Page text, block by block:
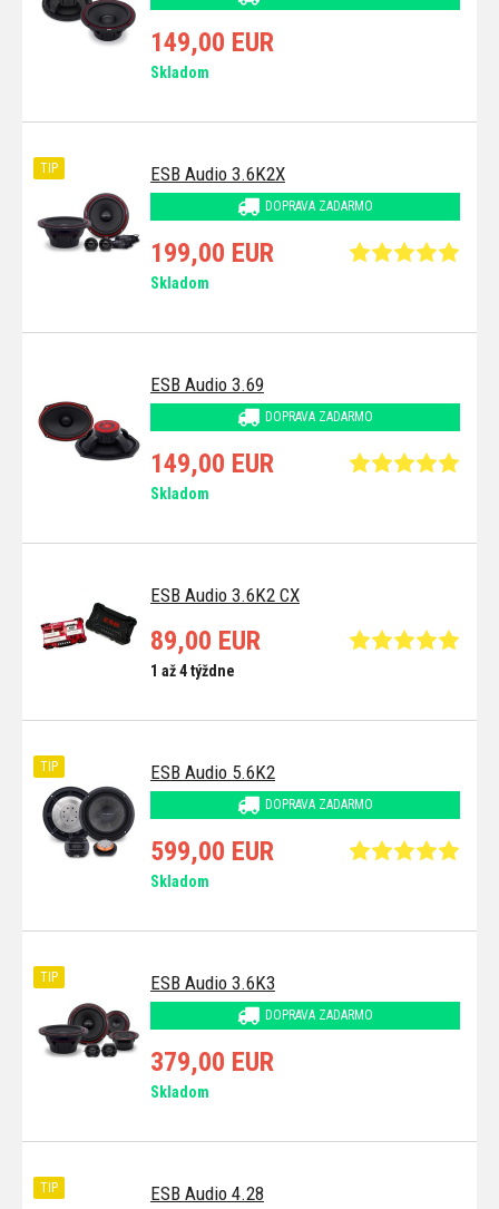
149,00 EUR
Skladom
ESB Audio 3.6K2X
DOPRAVA ZADARMO
TIP
199,00 EUR
Skladom
ESB Audio 3.69
DOPRAVA ZADARMO
149,00 EUR
Skladom
ESB Audio 3.6K2 CX
89,00 EUR
1 až 4 týždne
ESB Audio 5.6K2
DOPRAVA ZADARMO
TIP
599,00 EUR
Skladom
ESB Audio 3.6K3
DOPRAVA ZADARMO
TIP
379,00 EUR
Skladom
ESB Audio 4.28
TIP